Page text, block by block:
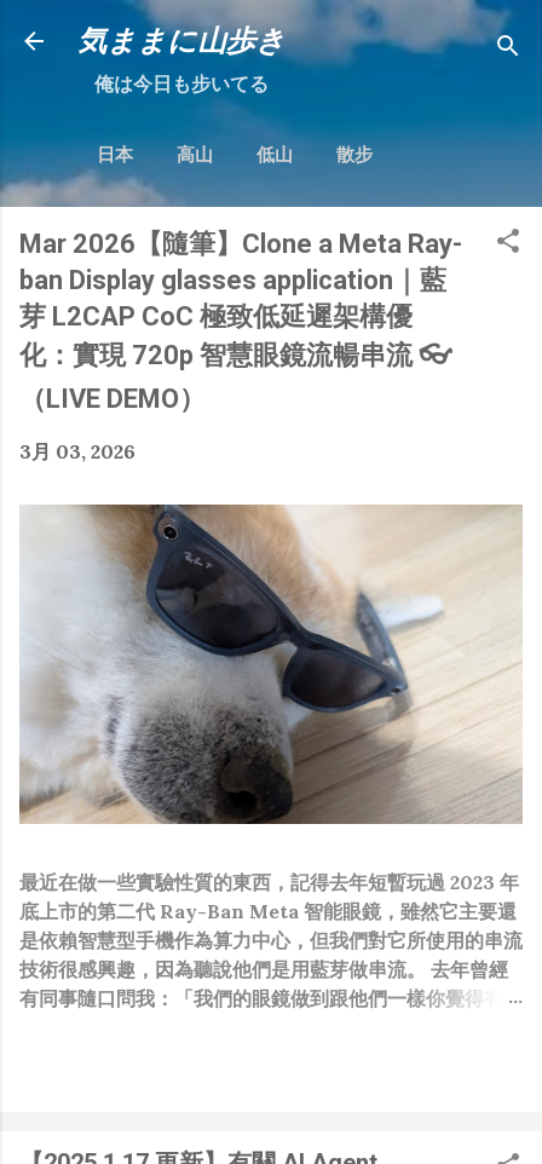
跳到主要內容
気ままに山歩き
俺は今日も步いてる
日本 高山 低山 散步
Mar 2026【隨筆】Clone a Meta Ray-
ban Display glasses application｜藍
芽 L2CAP CoC 極致低延遲架構優
化：實現 720p 智慧眼鏡流暢串流 👓
（LIVE DEMO）
3月 03, 2026
最近在做一些實驗性質的東西，記得去年短暫玩過 2023 年
底上市的第二代 Ray-Ban Meta 智能眼鏡，雖然它主要還
是依賴智慧型手機作為算力中心，但我們對它所使用的串流
技術很感興趣，因為聽說他們是用藍芽做串流。 去年曾經
有同事隨口問我：「我們的眼鏡做到跟他們一樣你覺得有可
人，那我還在這幹嘛？？？（笑）” 也記得更久以前，當我